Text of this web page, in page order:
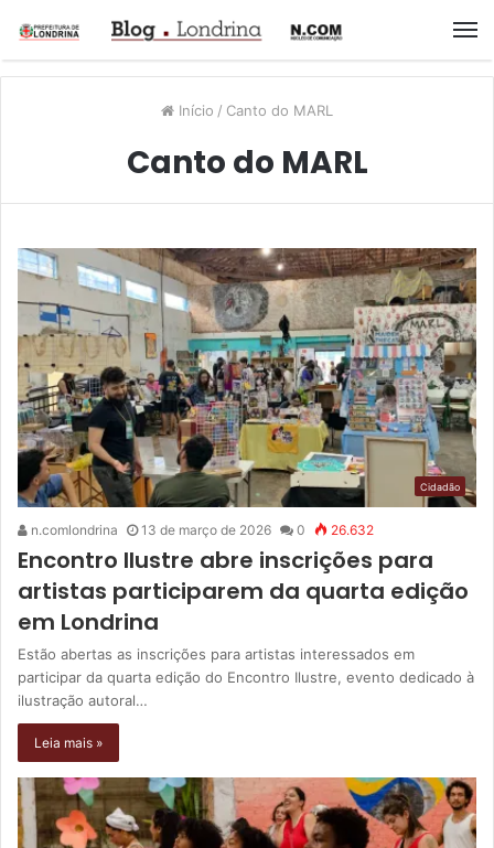
Início / Canto do MARL
Canto do MARL
Cidadão
n.comlondrina 13 de março de 2026 0 26.632
Encontro Ilustre abre inscrições para
artistas participarem da quarta edição
em Londrina
Estão abertas as inscrições para artistas interessados em
participar da quarta edição do Encontro Ilustre, evento dedicado à
ilustração autoral…
Leia mais »